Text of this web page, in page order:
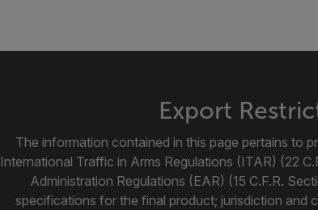
Export
The information contained in this page pertains to
International Traffic in Arms Regulations (ITAR) (22
Administration Regulations (EAR) (15 C.F.R.
specifications for the final product; jurisdiction and